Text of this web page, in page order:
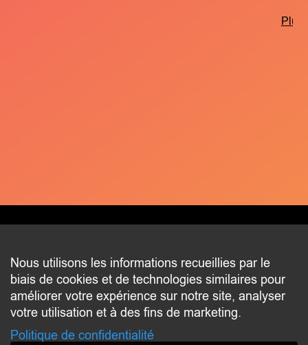
Plus
CONTACT
2 beim Schlass
L-8058 Bertrange
communication@bertrange.lu
Nous utilisons les informations recueillies par le
biais de cookies et de technologies similaires pour
améliorer votre expérience sur notre site, analyser
votre utilisation et à des fins de marketing.
Politique de confidentialité